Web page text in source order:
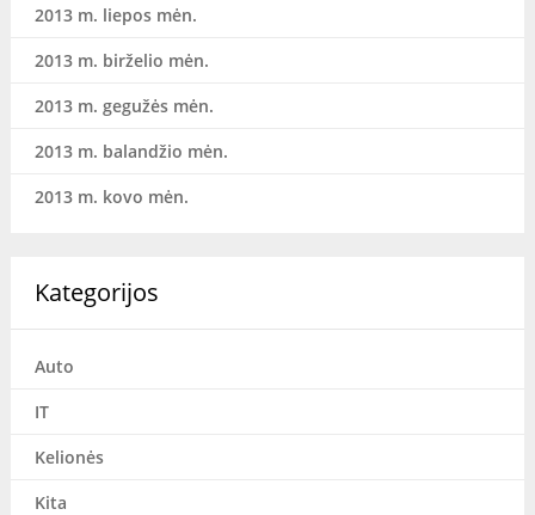
2013 m. liepos mėn.
2013 m. birželio mėn.
2013 m. gegužės mėn.
2013 m. balandžio mėn.
2013 m. kovo mėn.
Kategorijos
Auto
IT
Kelionės
Kita